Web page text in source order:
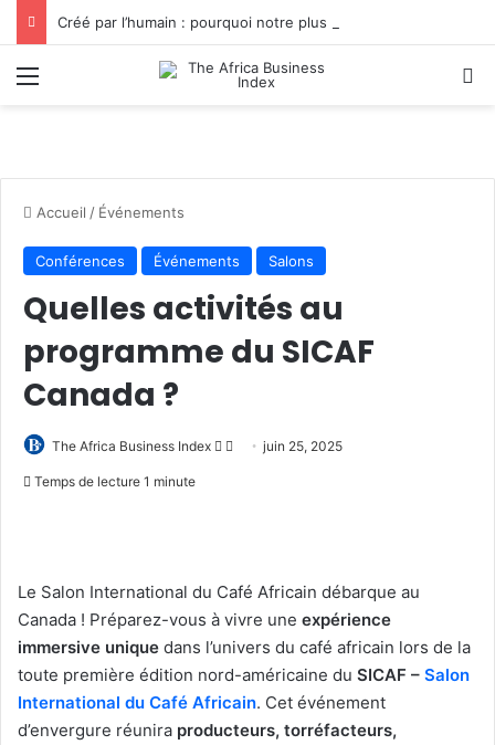
Menu
Accueil / Événements
Conférences Événements Salons
Quelles activités au
programme du SICAF
Canada ?
The Africa Business Index
Follow
Envoyerjuin 25, 2025
Temps de lecture 1 minute
Le Salon International du Café Africain débarque au
Canada ! Préparez-vous à vivre une expérience
immersive unique dans l’univers du café africain lors de la
toute première édition nord-américaine du SICAF – Salon
International du Café Africain. Cet événement
d’envergure réunira producteurs, torréfacteurs,